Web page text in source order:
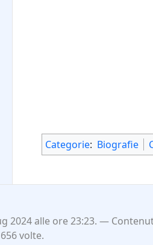
Categorie: Biografie
2024 alle ore 23:23.
volte.